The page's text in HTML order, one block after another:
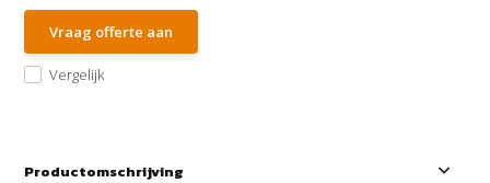
Vraag offerte aan
Vergelijk
Productomschrijving